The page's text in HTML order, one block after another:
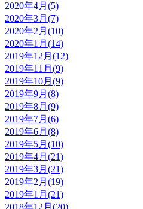
2020年4月(5)
2020年3月(7)
2020年2月(10)
2020年1月(14)
2019年12月(12)
2019年11月(9)
2019年10月(9)
2019年9月(8)
2019年8月(9)
2019年7月(6)
2019年6月(8)
2019年5月(10)
2019年4月(21)
2019年3月(21)
2019年2月(19)
2019年1月(21)